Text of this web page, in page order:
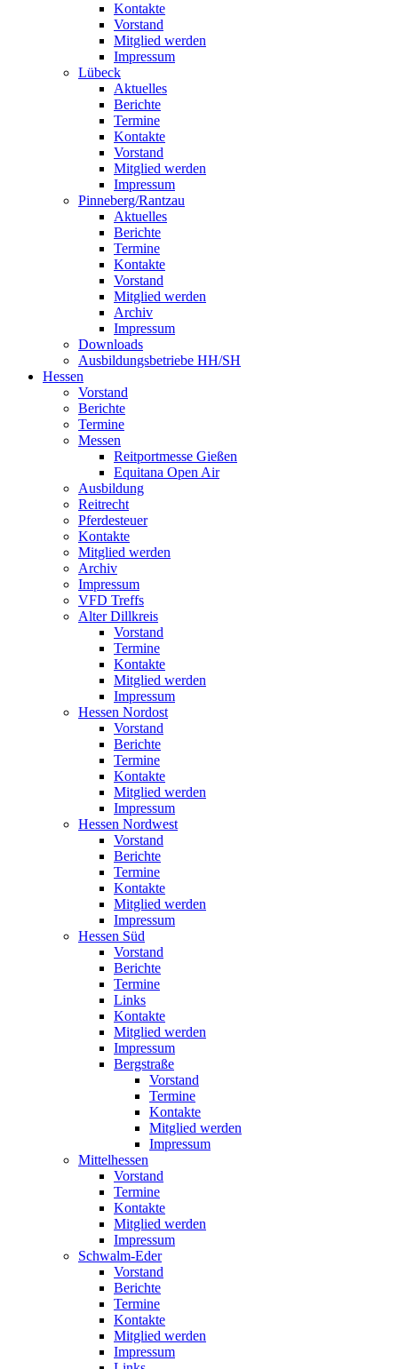
Kontakte
Vorstand
Mitglied werden
Impressum
Lübeck
Aktuelles
Berichte
Termine
Kontakte
Vorstand
Mitglied werden
Impressum
Pinneberg/Rantzau
Aktuelles
Berichte
Termine
Kontakte
Vorstand
Mitglied werden
Archiv
Impressum
Downloads
Ausbildungsbetriebe HH/SH
Hessen
Vorstand
Berichte
Termine
Messen
Reitportmesse Gießen
Equitana Open Air
Ausbildung
Reitrecht
Pferdesteuer
Kontakte
Mitglied werden
Archiv
Impressum
VFD Treffs
Alter Dillkreis
Vorstand
Termine
Kontakte
Mitglied werden
Impressum
Hessen Nordost
Vorstand
Berichte
Termine
Kontakte
Mitglied werden
Impressum
Hessen Nordwest
Vorstand
Berichte
Termine
Kontakte
Mitglied werden
Impressum
Hessen Süd
Vorstand
Berichte
Termine
Links
Kontakte
Mitglied werden
Impressum
Bergstraße
Vorstand
Termine
Kontakte
Mitglied werden
Impressum
Mittelhessen
Vorstand
Termine
Kontakte
Mitglied werden
Impressum
Schwalm-Eder
Vorstand
Berichte
Termine
Kontakte
Mitglied werden
Impressum